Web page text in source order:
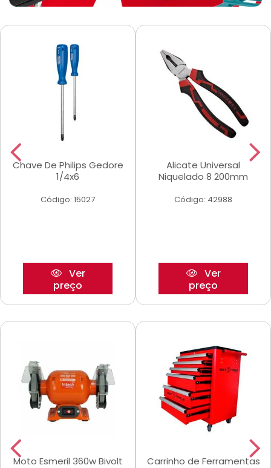
Chave De Philips Gedore
1/4x6
Código: 15027
Ver
preço
Alicate Universal
Niquelado 8 200mm
Código: 42988
Ver
preço
Moto Esmeril 360w Bivolt
Carrinho de Ferramentas